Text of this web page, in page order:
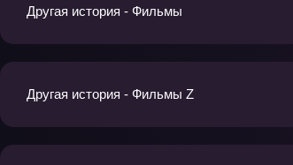
Другая история - Фильмы
Другая история - Фильмы Z